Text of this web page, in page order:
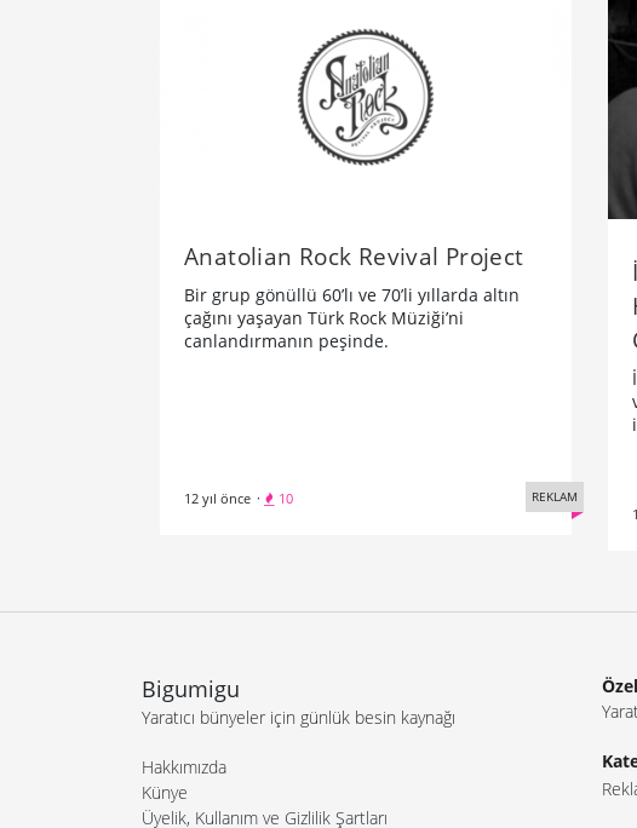
Anatolian Rock Revival Project
Bir grup gönüllü 60’lı ve 70’li yıllarda altın
çağını yaşayan Türk Rock Müziği’ni
canlandırmanın peşinde.
12 yıl önce · 10 REKLAM
Bigumigu
Yaratıcı bünyeler için günlük besin kaynağı
Hakkımızda
Künye
Üyelik, Kullanım ve Gizlilik Şartları